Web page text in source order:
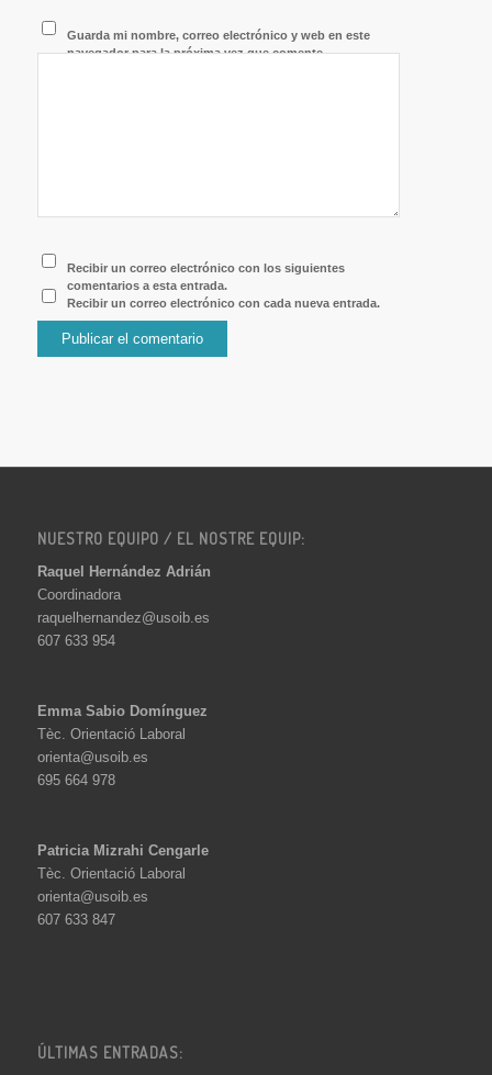
Guarda mi nombre, correo electrónico y web en este
navegador para la próxima vez que comente.
Recibir un correo electrónico con los siguientes
comentarios a esta entrada.
Recibir un correo electrónico con cada nueva entrada.
NUESTRO EQUIPO / EL NOSTRE EQUIP:
Raquel Hernández Adrián
Coordinadora
raquelhernandez@usoib.es
607 633 954
Emma Sabio Domínguez
Tèc. Orientació Laboral
orienta@usoib.es
695 664 978
Patricia Mizrahi Cengarle
Tèc. Orientació Laboral
orienta@usoib.es
607 633 847
ÚLTIMAS ENTRADAS: